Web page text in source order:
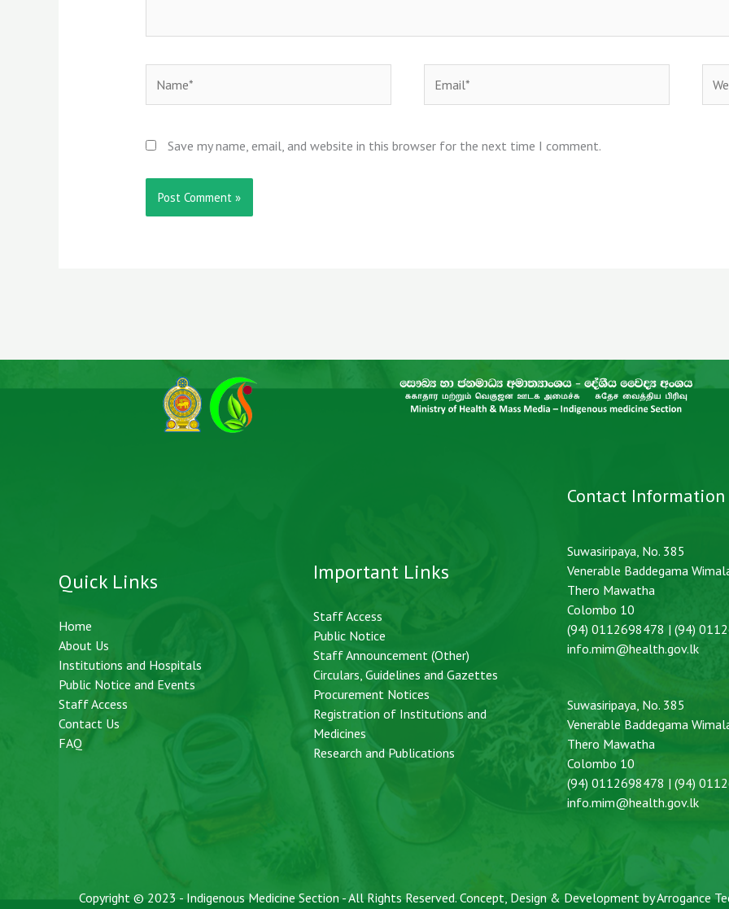
Save my name, email, and website in this browser for the next time I comment.
Quick Links
Home
About Us
Institutions and Hospitals
Public Notice and Events
Staff Access
Contact Us
FAQ
Important Links
Staff Access
Public Notice
Staff Announcement (Other)
Circulars, Guidelines and Gazettes
Procurement Notices
Registration of Institutions and
Medicines
Research and Publications
Contact Information
Suwasiripaya, No. 385
Venerable Baddegama
Thero Mawatha
Colombo 10
(94) 0112698478 | (94)
info.mim@health.gov.lk
Suwasiripaya, No. 385
Venerable Baddegama
Thero Mawatha
Colombo 10
(94) 0112698478 | (94)
info.mim@health.gov.lk
Copyright © 2023 - Indigenous Medicine Section - All Rights Reserved. Concept, Design & Development byArrogance